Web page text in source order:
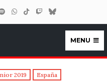
MENU
2019 España